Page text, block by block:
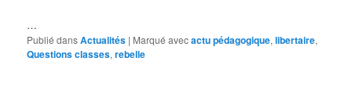
…
Publié dansActualités | Marqué avecactu pédagogique,libertaire,
Questions classes,rebelle